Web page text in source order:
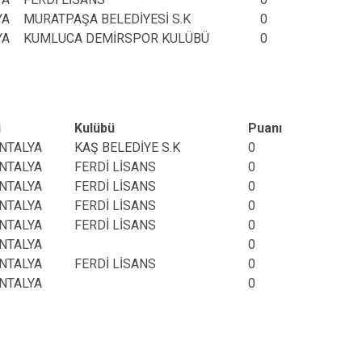
MURATPAŞA BELEDİYESİ S.K
0
KUMLUCA DEMİRSPOR KULÜBÜ 0
Kulübü
Puanı
KAŞ BELEDİYE S.K
0
FERDİ LİSANS
0
FERDİ LİSANS
0
FERDİ LİSANS
0
FERDİ LİSANS
0
0
FERDİ LİSANS
0
0